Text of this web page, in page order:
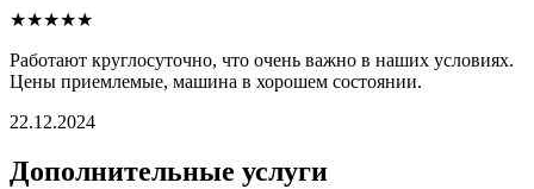
★★★★★
Работают круглосуточно, что очень важно в наших условиях.
Цены приемлемые, машина в хорошем состоянии.
22.12.2024
Дополнительные услуги